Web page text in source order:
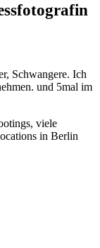
Schwangere. Ich
und 5mal im
viele
in Berlin